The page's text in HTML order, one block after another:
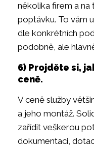
několika firem a
poptávku. To vám
dle konkrétních
podobně, ale
6) Projděte si,
ceně.
V ceně služby
a jeho montáž.
zařídit veškerou
dokumentaci,